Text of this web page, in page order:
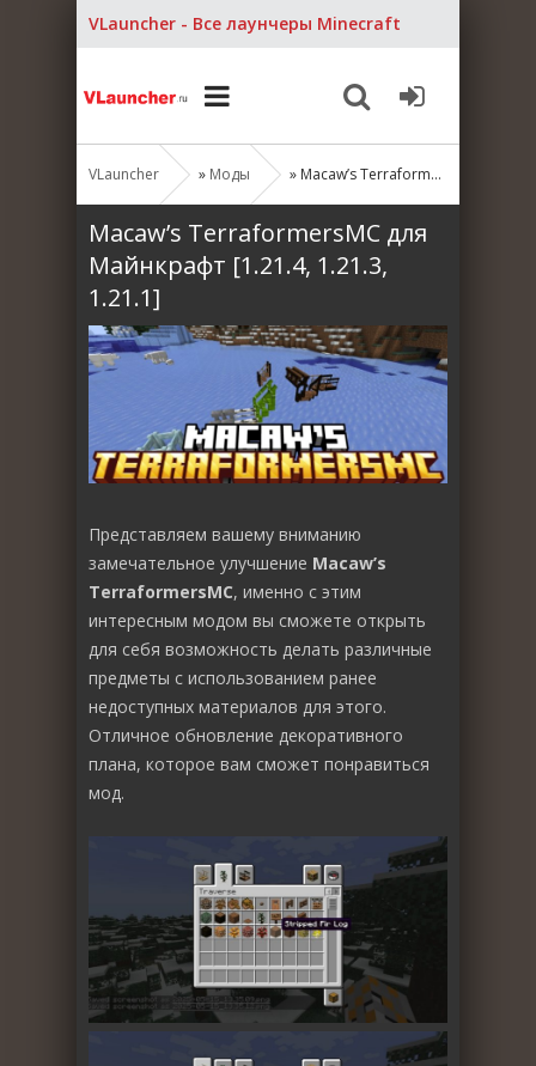
VLauncher - Все лаунчеры Minecraft
VLauncher » Моды » Macaw’s TerraformersMC для Майнкрафт [1.21.4, 1.21.3, 1.21.1]
Macaw’s TerraformersMC для
Майнкрафт [1.21.4, 1.21.3,
1.21.1]
Представляем вашему вниманию
замечательное улучшение Macaw’s
TerraformersMC, именно с этим
интересным модом вы сможете открыть
для себя возможность делать различные
предметы с использованием ранее
недоступных материалов для этого.
Отличное обновление декоративного
плана, которое вам сможет понравиться
мод.